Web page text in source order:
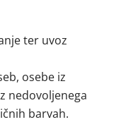
ter uvoz
osebe iz
nedovoljenega
barvah.